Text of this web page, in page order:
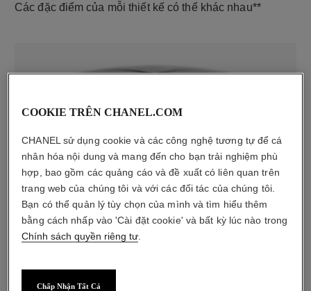
Các đặc điểm của mỗi thiết kế có thể khác nhau**
chất liệu
Vàng trắng 18K
COOKIE TRÊN CHANEL.COM
CHANEL sử dụng cookie và các công nghệ tương tự để cá
nhân hóa nội dung và mang đến cho bạn trải nghiệm phù
hợp, bao gồm các quảng cáo và đề xuất có liên quan trên
trang web của chúng tôi và với các đối tác của chúng tôi.
Bạn có thể quản lý tùy chọn của mình và tìm hiểu thêm
bằng cách nhấp vào 'Cài đặt cookie' và bất kỳ lúc nào trong
Chính sách quyền riêng tư
Chấp Nhận Tất Cả